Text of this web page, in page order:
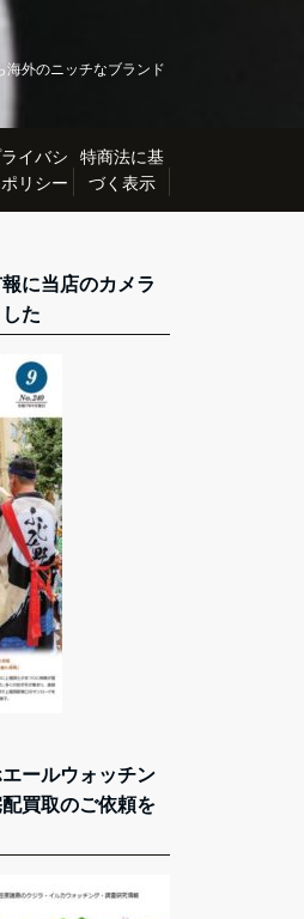
外のニッチなブランド
イバシ
リシー
特商法に基
づく表示
に当店のカメラ
た
ールウォッチン
買取のご依頼を